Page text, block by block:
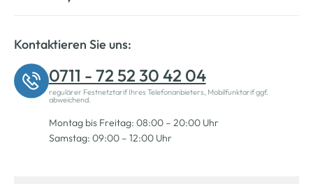
Kontaktieren Sie uns:
0711 - 72 52 30 42 04
regulärer Festnetztarif Ihres Telefonanbieters, Mobilfunktarif ggf.
abweichend.
Montag bis Freitag: 08:00 – 20:00 Uhr
Samstag: 09:00 – 12:00 Uhr